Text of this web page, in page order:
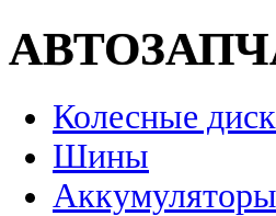
Колесные
Шины
Аккумуляторы